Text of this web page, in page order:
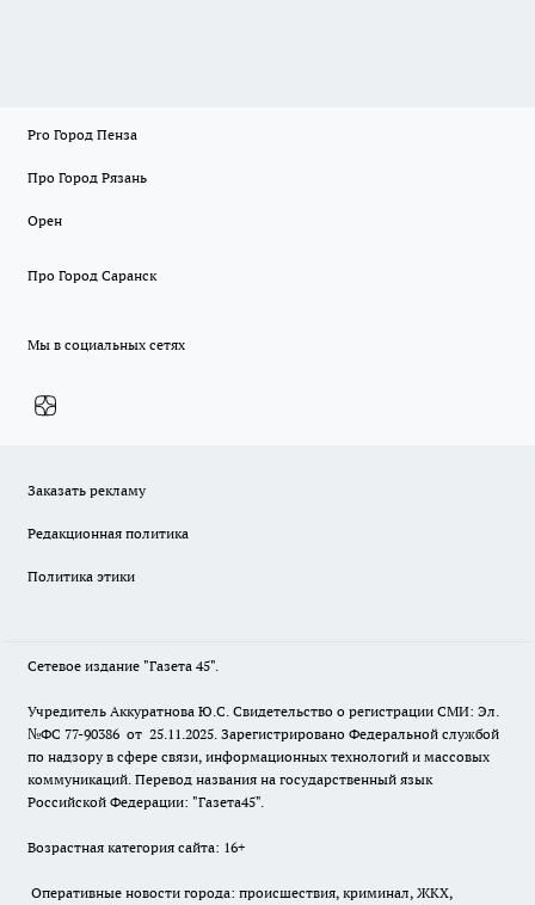
Pro Город Пенза
Про Город Рязань
Орен
Про Город Саранск
Мы в социальных сетях
Заказать рекламу
Редакционная политика
Политика этики
Сетевое издание "Газета 45".
Учредитель Аккуратнова Ю.С. Свидетельство о регистрации СМИ: Эл.
№ФС 77-90386 от 25.11.2025. Зарегистрировано Федеральной службой
по надзору в сфере связи, информационных технологий и массовых
коммуникаций. Перевод названия на государственный язык
Российской Федерации: "Газета45".
Возрастная категория сайта: 16+
Оперативные новости города: происшествия, криминал, ЖКХ,